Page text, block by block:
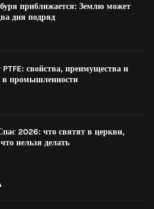
приближается: Землю может
дня подряд
свойства, преимущества и
в промышленности
2026: что святят в церкви,
нельзя делать